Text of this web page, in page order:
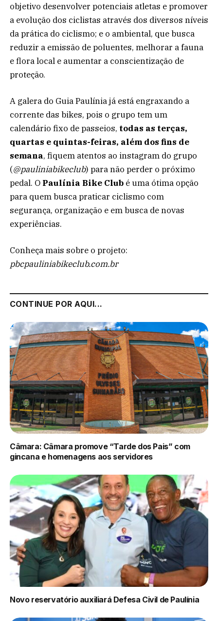
objetivo desenvolver potenciais atletas e promover
a evolução dos ciclistas através dos diversos níveis
da prática do ciclismo; e o ambiental, que busca
reduzir a emissão de poluentes, melhorar a fauna
e flora local e aumentar a conscientização de
proteção.
A galera do Guia Paulínia já está engraxando a
corrente das bikes, pois o grupo tem um
calendário fixo de passeios, todas as terças,
quartas e quintas-feiras, além dos fins de
semana, fiquem atentos ao instagram do grupo
(@pauliniabikeclub) para não perder o próximo
pedal. O Paulínia Bike Club é uma ótima opção
para quem busca praticar ciclismo com
segurança, organização e em busca de novas
experiências.
Conheça mais sobre o projeto:
pbcpauliniabikeclub.com.br
CONTINUE POR AQUI...
Câmara: Câmara promove “Tarde dos Pais” com
gincana e homenagens aos servidores
Novo reservatório auxiliará Defesa Civil de Paulínia